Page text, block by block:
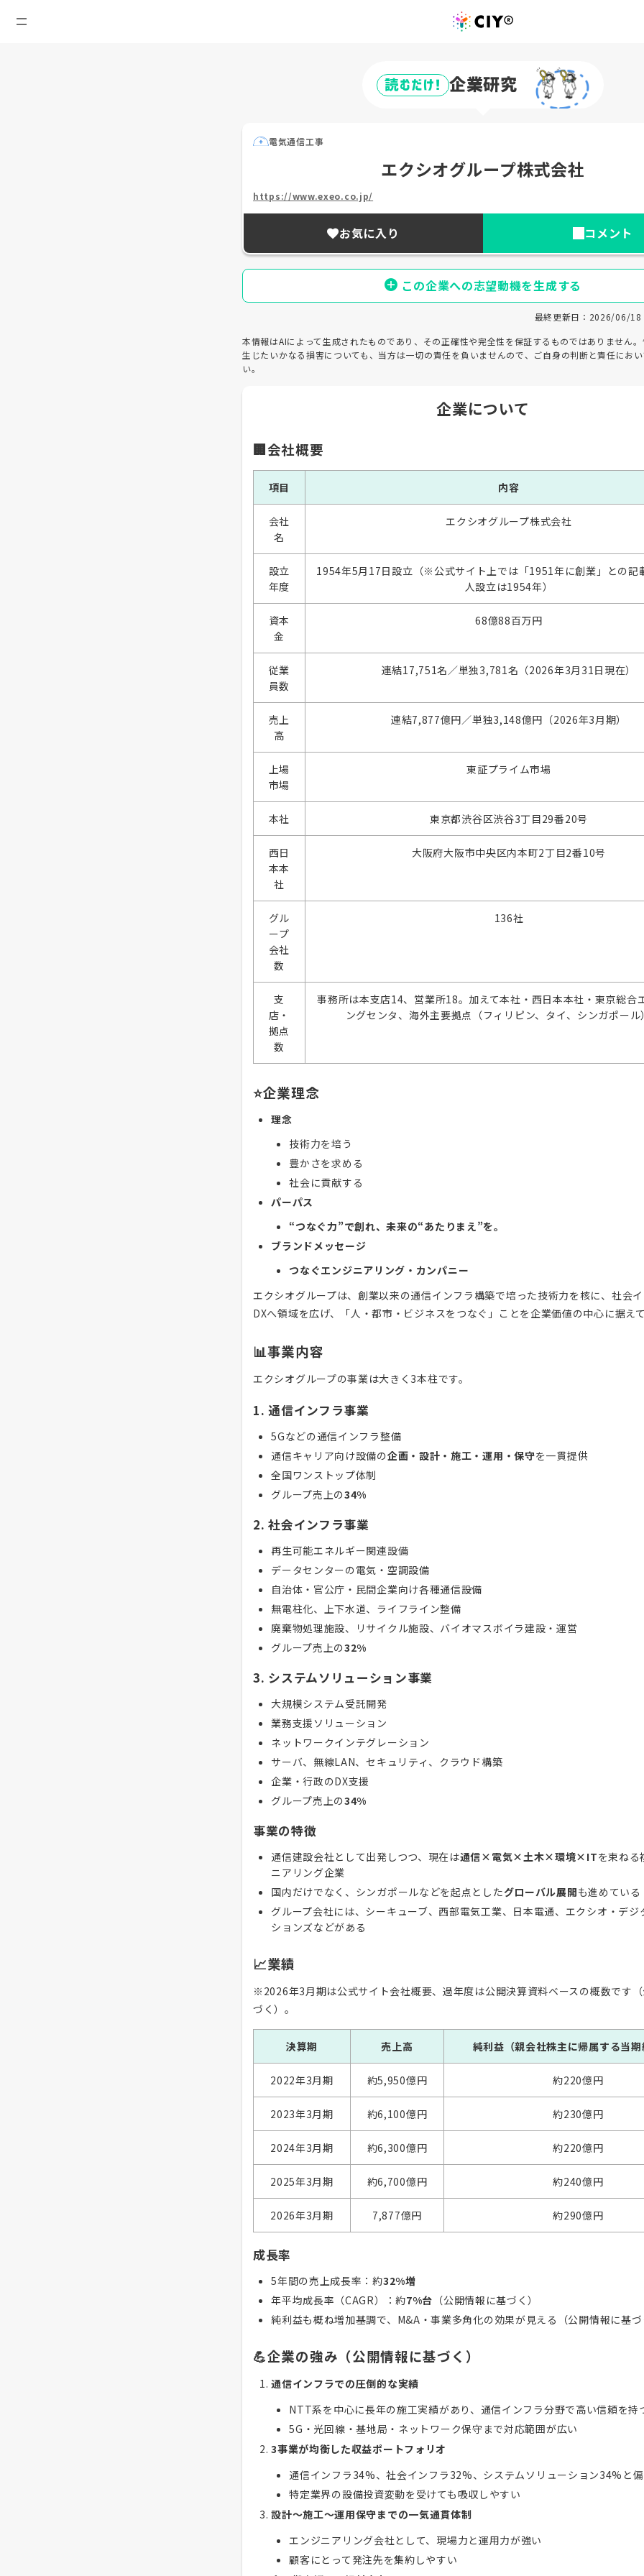
読むだけ! 企業研究
電気通信工事
エクシオグループ株式会社
https://www.exeo.co.jp/
お気に入り コメント
この企業への志望動機を生成する
最終更新日：2026/06/18
本情報はAIによって生成されたものであり、その正確性や完全性を保証するものではありません。
生じたいかなる損害についても、当方は一切の責任を負いませんので、ご自身の判断と責任にお
い。
企業について
🏢会社概要
項目 内容
会社
名
エクシオグループ株式会社
設立
年度
1954年5月17日設立（※公式サイト上では「1951年に創業」との記
人設立は1954年）
資本
金
68億88百万円
従業
員数
連結17,751名／単独3,781名（2026年3月31日現在）
売上
高
連結7,877億円／単独3,148億円（2026年3月期）
上場
市場
東証プライム市場
本社 東京都渋谷区渋谷3丁目29番20号
西日
本本
社
大阪府大阪市中央区内本町2丁目2番10号
グル
ープ
会社
数
136社
支
店・
拠点
数
事務所は本支店14、営業所18。加えて本社・西日本本社・東京総合
ングセンタ、海外主要拠点（フィリピン、タイ、シンガポール
⭐企業理念
理念
技術力を培う
豊かさを求める
社会に貢献する
パーパス
“つなぐ力”で創れ、未来の“あたりまえ”を。
ブランドメッセージ
つなぐエンジニアリング・カンパニー
エクシオグループは、創業以来の通信インフラ構築で培った技術力を核に、社会
DXへ領域を広げ、「人・都市・ビジネスをつなぐ」ことを企業価値の中心に据えて
📊事業内容
エクシオグループの事業は大きく3本柱です。
1. 通信インフラ事業
5Gなどの通信インフラ整備
通信キャリア向け設備の企画・設計・施工・運用・保守を一貫提供
全国ワンストップ体制
グループ売上の34%
2. 社会インフラ事業
再生可能エネルギー関連設備
データセンターの電気・空調設備
自治体・官公庁・民間企業向け各種通信設備
無電柱化、上下水道、ライフライン整備
廃棄物処理施設、リサイクル施設、バイオマスボイラ建設・運営
グループ売上の32%
3. システムソリューション事業
大規模システム受託開発
業務支援ソリューション
ネットワークインテグレーション
サーバ、無線LAN、セキュリティ、クラウド構築
企業・行政のDX支援
グループ売上の34%
事業の特徴
通信建設会社として出発しつつ、現在は通信×電気×土木×環境×ITを束ねる
ニアリング企業
国内だけでなく、シンガポールなどを起点としたグローバル展開も進めている
グループ会社には、シーキューブ、西部電気工業、日本電通、エクシオ・デジ
ションズなどがある
📈業績
※2026年3月期は公式サイト会社概要、過年度は公開決算資料ベースの概数です
づく）。
決算期 売上高 純利益（親会社株主に帰属する当期
2022年3月期 約5,950億円 約220億円
2023年3月期 約6,100億円 約230億円
2024年3月期 約6,300億円 約220億円
2025年3月期 約6,700億円 約240億円
2026年3月期 7,877億円 約290億円
成長率
5年間の売上成長率：約32%増
年平均成長率（CAGR）：約7%台 （公開情報に基づく）
純利益も概ね増加基調で、M&A・事業多角化の効果が見える（公開情報に基づ
💪企業の強み（公開情報に基づく）
通信インフラでの圧倒的な実績
NTT系を中心に長年の施工実績があり、通信インフラ分野で高い信頼を持
5G・光回線・基地局・ネットワーク保守まで対応範囲が広い
3事業が均衡した収益ポートフォリオ
通信インフラ34%、社会インフラ32%、システムソリューション34%と
特定業界の設備投資変動を受けても吸収しやすい
設計～施工～運用保守までの一気通貫体制
エンジニアリング会社として、現場力と運用力が強い
顧客にとって発注先を集約しやすい